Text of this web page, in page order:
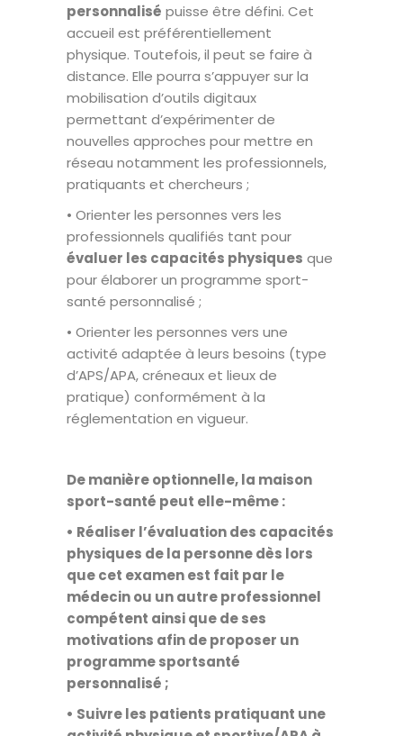
personnalisé puisse être défini. Cet
accueil est préférentiellement
physique. Toutefois, il peut se faire à
distance. Elle pourra s’appuyer sur la
mobilisation d’outils digitaux
permettant d’expérimenter de
nouvelles approches pour mettre en
réseau notamment les professionnels,
pratiquants et chercheurs ;
• Orienter les personnes vers les
professionnels qualifiés tant pour
évaluer les capacités physiques que
pour élaborer un programme sport-
santé personnalisé ;
• Orienter les personnes vers une
activité adaptée à leurs besoins (type
d’APS/APA, créneaux et lieux de
pratique) conformément à la
réglementation en vigueur.
De manière optionnelle, la maison
sport-santé peut elle-même :
• Réaliser l’évaluation des capacités
physiques de la personne dès lors
que cet examen est fait par le
médecin ou un autre professionnel
compétent ainsi que de ses
motivations afin de proposer un
programme sportsanté
personnalisé ;
• Suivre les patients pratiquant une